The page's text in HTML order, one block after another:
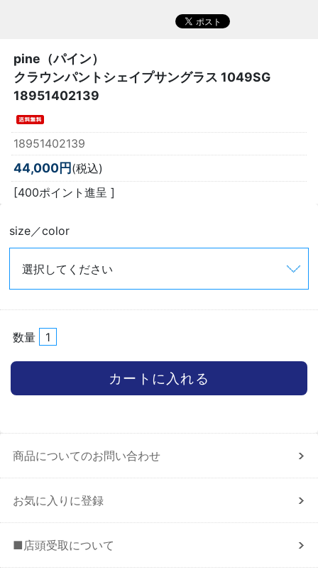
pine（パイン）
クラウンパントシェイプサングラス 1049SG
18951402139
18951402139
44,000円(税込)
[400ポイント進呈 ]
size／color
数量
商品についてのお問い合わせ
お気に入りに登録
■店頭受取について